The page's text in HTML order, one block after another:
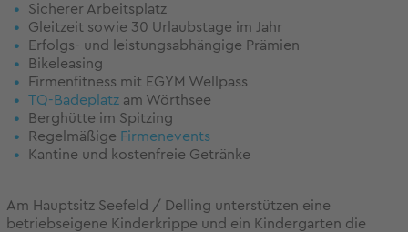
Sicherer Arbeitsplatz
Gleitzeit sowie 30 Urlaubstage im Jahr
Erfolgs- und leistungsabhängige Prämien
Bikeleasing
Firmenfitness mit EGYM Wellpass
TQ-Badeplatz am Wörthsee
Berghütte im Spitzing
Regelmäßige Firmenevents
Kantine und kostenfreie Getränke
Am Hauptsitz Seefeld / Delling unterstützen eine
betriebseigene Kinderkrippe und ein Kindergarten die